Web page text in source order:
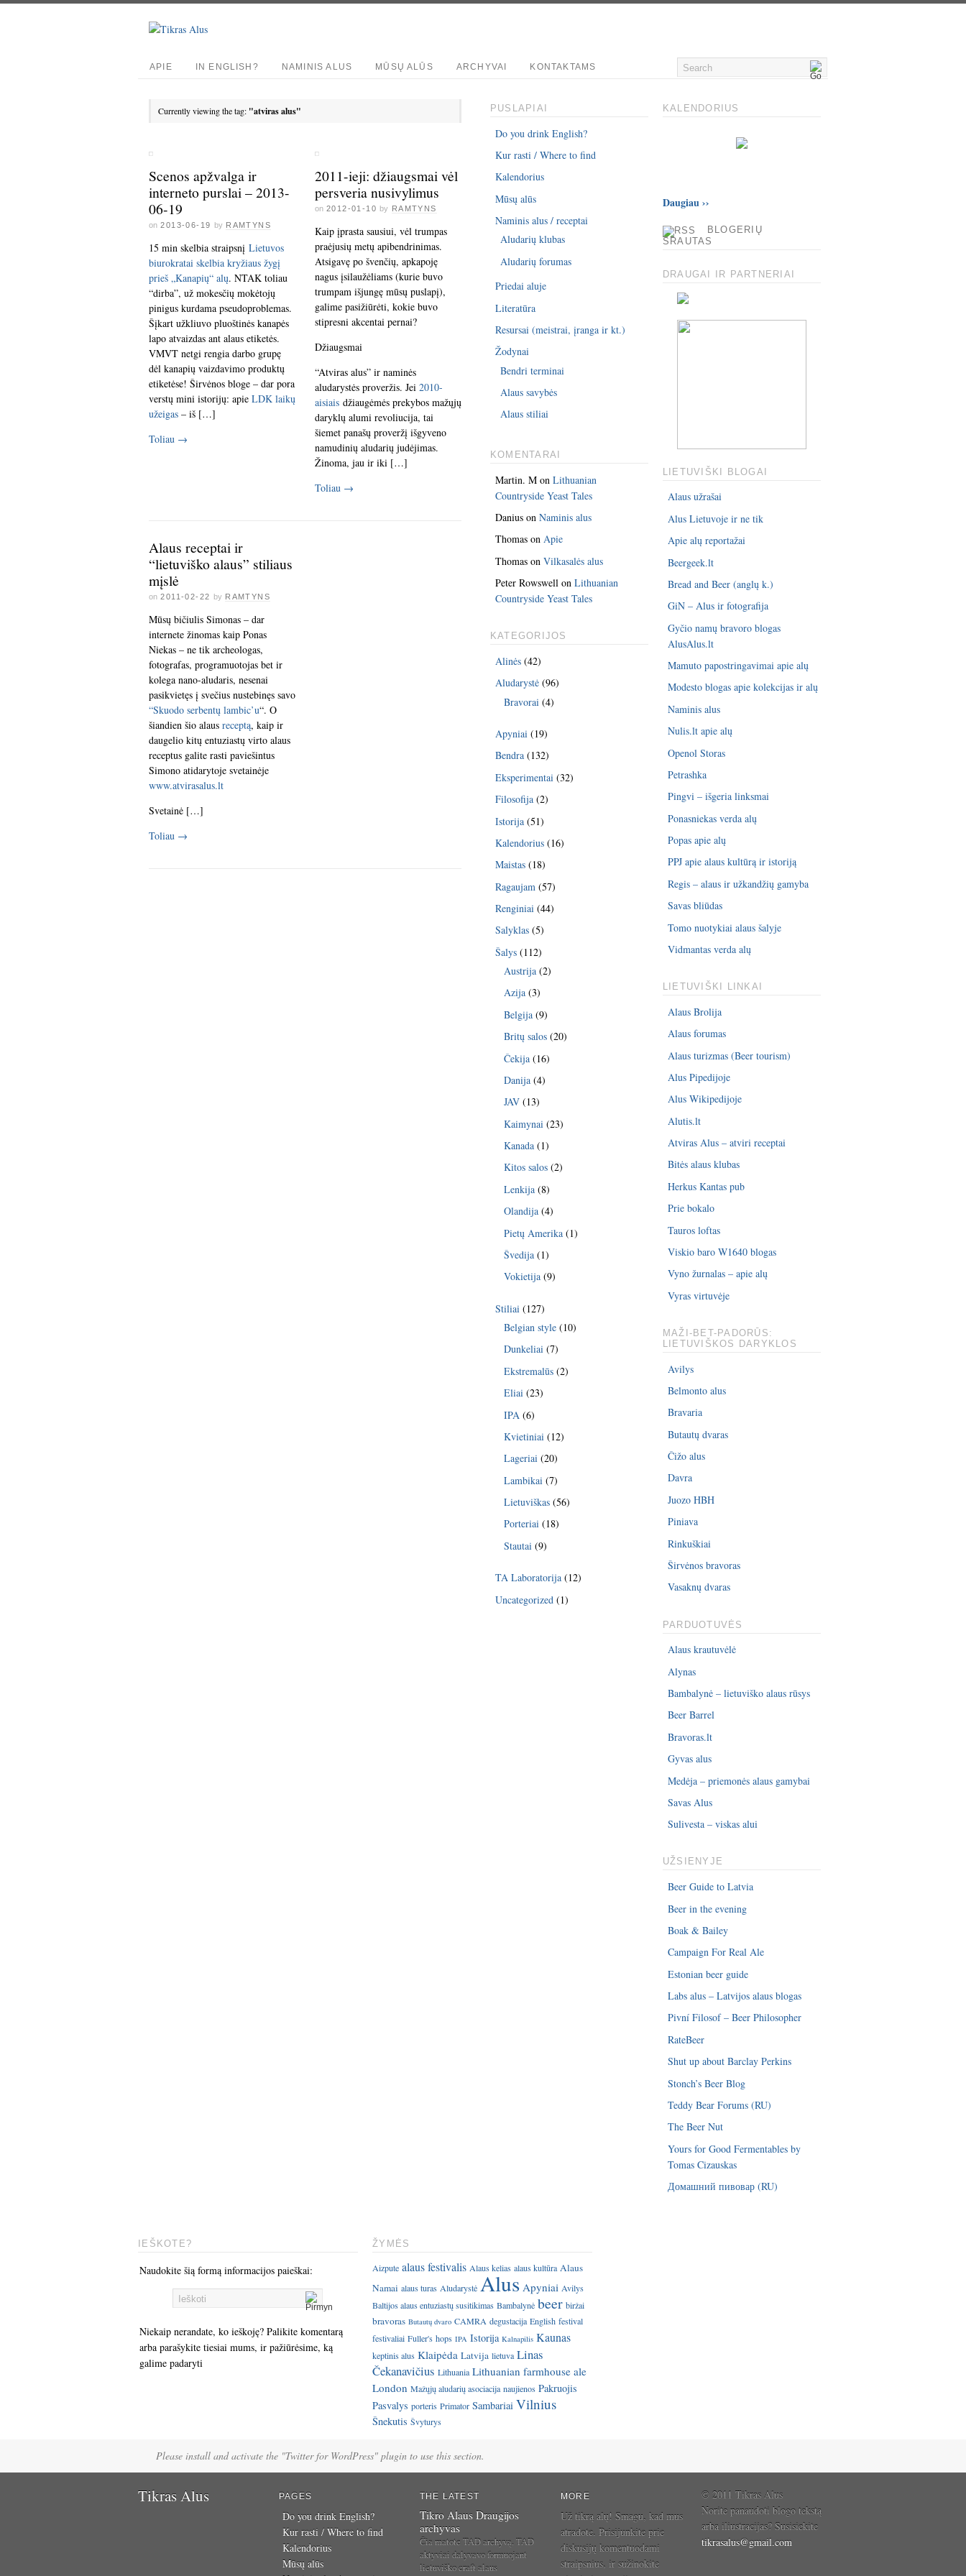
APIE IN ENGLISH? NAMINIS ALUS MŪSŲ ALŪS ARCHYVAI KONTAKTAMS
Currently viewing the tag: "atviras alus"
Scenos apžvalga ir
interneto purslai – 2013-
06-19
on 2013-06-19 by RAMTYNS
15 min skelbia straipsnį Lietuvos
biurokratai skelbia kryžiaus žygį
prieš „Kanapių“ alų. NTAK toliau
“dirba”, už mokesčių mokėtojų
pinigus kurdama pseudoproblemas.
Šįkart užkliuvo pluoštinės kanapės
lapo atvaizdas ant alaus etiketės.
VMVT netgi rengia darbo grupę
dėl kanapių vaizdavimo produktų
etiketėse! Širvėnos bloge – dar pora
verstų mini istorijų: apie LDK laikų
užeigas – iš […]
Toliau →
2011-ieji: džiaugsmai vėl
persveria nusivylimus
on 2012-01-10 by RAMTYNS
Kaip įprasta sausiui, vėl trumpas
praėjusių metų apibendrinimas.
Atsigavę po švenčių, apkapoję
nagus įsilaužėliams (kurie buvo
trumpam išjungę mūsų puslapį),
galime pasižiūrėti, kokie buvo
stipresni akcentai pernai?
Džiaugsmai
“Atviras alus” ir naminės
aludarystės proveržis. Jei 2010-
aisiaisdžiaugėmės prekybos mažųjų
daryklų alumi revoliucija, tai
šiemet panašų proveržį išgyveno
namudinių aludarių judėjimas.
Žinoma, jau ir iki […]
Toliau →
Alaus receptai ir
“lietuviško alaus” stiliaus
mįslė
on 2011-02-22 by RAMTYNS
Mūsų bičiulis Simonas – dar
internete žinomas kaip Ponas
Niekas – ne tik archeologas,
fotografas, programuotojas bet ir
kolega nano-aludaris, nesenai
pasikvietęs į svečius nustebinęs savo
“Skuodo serbentų lambic’u“. O
šiandien šio alaus receptą, kaip ir
daugelio kitų entuziastų virto alaus
receptus galite rasti paviešintus
Simono atidarytoje svetainėje
www.atvirasalus.lt
Svetainė […]
Toliau →
PUSLAPIAI
Do you drink English?
Kur rasti / Where to find
Kalendorius
Mūsų alūs
Naminis alus / receptai
Aludarių klubas
Aludarių forumas
Priedai aluje
Literatūra
Resursai (meistrai, įranga ir kt.)
Žodynai
Bendri terminai
Alaus savybės
Alaus stiliai
KOMENTARAI
Martin. M onLithuanian
Countryside Yeast Tales
Danius onNaminis alus
Thomas onApie
Thomas onVilkasalės alus
Peter Rowswell onLithuanian
Countryside Yeast Tales
KATEGORIJOS
Alinės (42)
Aludarystė (96)
Bravorai (4)
Apyniai (19)
Bendra (132)
Eksperimentai (32)
Filosofija (2)
Istorija (51)
Kalendorius (16)
Maistas (18)
Ragaujam (57)
Renginiai (44)
Salyklas (5)
Šalys (112)
Austrija (2)
Azija (3)
Belgija (9)
Britų salos (20)
Čekija (16)
Danija (4)
JAV (13)
Kaimynai (23)
Kanada (1)
Kitos salos (2)
Lenkija (8)
Olandija (4)
Pietų Amerika (1)
Švedija (1)
Vokietija (9)
Stiliai (127)
Belgian style (10)
Dunkeliai (7)
Ekstremalūs (2)
Eliai (23)
IPA (6)
Kvietiniai (12)
Lageriai (20)
Lambikai (7)
Lietuviškas (56)
Porteriai (18)
Stautai (9)
TA Laboratorija (12)
Uncategorized (1)
KALENDORIUS
Daugiau››
BLOGERIŲ
SRAUTAS
DRAUGAI IR PARTNERIAI
LIETUVIŠKI BLOGAI
Alaus užrašai
Alus Lietuvoje ir ne tik
Apie alų reportažai
Beergeek.lt
Bread and Beer (anglų k.)
GiN – Alus ir fotografija
Gyčio namų bravoro blogas
AlusAlus.lt
Mamuto papostringavimai apie alų
Modesto blogas apie kolekcijas ir alų
Naminis alus
Nulis.lt apie alų
Openol Storas
Petrashka
Pingvi – išgeria linksmai
Ponasniekas verda alų
Popas apie alų
PPJ apie alaus kultūrą ir istoriją
Regis – alaus ir užkandžių gamyba
Savas bliūdas
Tomo nuotykiai alaus šalyje
Vidmantas verda alų
LIETUVIŠKI LINKAI
Alaus Brolija
Alaus forumas
Alaus turizmas (Beer tourism)
Alus Pipedijoje
Alus Wikipedijoje
Alutis.lt
Atviras Alus – atviri receptai
Bitės alaus klubas
Herkus Kantas pub
Prie bokalo
Tauros loftas
Viskio baro W1640 blogas
Vyno žurnalas – apie alų
Vyras virtuvėje
MAŽI-BET-PADORŪS:
LIETUVIŠKOS DARYKLOS
Avilys
Belmonto alus
Bravaria
Butautų dvaras
Čižo alus
Davra
Juozo HBH
Piniava
Rinkuškiai
Širvėnos bravoras
Vasaknų dvaras
PARDUOTUVĖS
Alaus krautuvėlė
Alynas
Bambalynė – lietuviško alaus rūsys
Beer Barrel
Bravoras.lt
Gyvas alus
Medėja – priemonės alaus gamybai
Savas Alus
Sulivesta – viskas alui
UŽSIENYJE
Beer Guide to Latvia
Beer in the evening
Boak & Bailey
Campaign For Real Ale
Estonian beer guide
Labs alus – Latvijos alaus blogas
Pivní Filosof – Beer Philosopher
RateBeer
Shut up about Barclay Perkins
Stonch’s Beer Blog
Teddy Bear Forums (RU)
The Beer Nut
Yours for Good Fermentables by
Tomas Cizauskas
Домашний пивовар (RU)
IEŠKOTE?
Naudokite šią formą informacijos paieškai:
Niekaip nerandate, ko ieškoję? Palikite komentarą
arba parašykite tiesiai mums, ir pažiūrėsime, ką
galime padaryti
ŽYMĖS
Aizpute alaus festivalis Alaus kelias alaus kultūra Alaus
Namai alaus turas Aludarystė Alus Apyniai Avilys
Baltijos alaus entuziastų susitikimas Bambalynė beer biržai
bravoras Butautų dvaro CAMRA degustacija English festival
festivaliai Fuller's hops IPA Istorija Kalnapilis Kaunas
keptinis alus Klaipėda Latvija lietuva Linas
Čekanavičius Lithuania Lithuanian farmhouse ale
London Mažųjų aludarių asociacija naujienos Pakruojis
Pasvalys porteris Primator Sambariai Vilnius
Šnekutis Švyturys
Please install and activate the "Twitter for WordPress" plugin to use this section.
Tikras Alus PAGES
Do you drink English?
Kur rasti / Where to find
Kalendorius
Mūsų alūs
THE LATEST
Tikro Alaus Draugijos
archyvas
Čia matote TAD archyvą. TAD
aktyviai dalyvavo formuojant
lietuviško craft alaus
MORE
Už tikrą alų! Smagu, kad mus
atradote. Prisijunkite prie
diskusijų komentuodami
straipsnius, ir sužinokite
© 2011 Tikras Alus
Norite panaudoti blogo tekstą
arba iliustracijas? Susisiekite
tikrasalus@gmail.com